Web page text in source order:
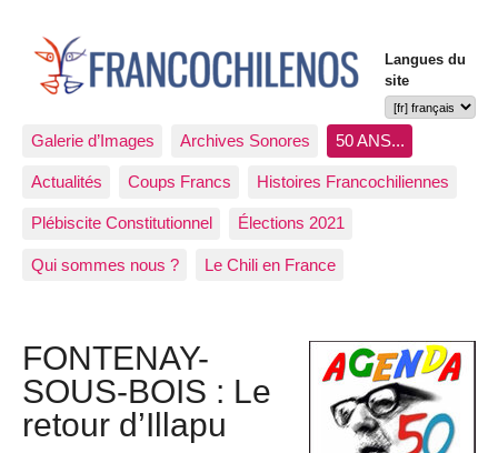
Langues du
site
Galerie d’Images Archives Sonores 50 ANS...
Actualités Coups Francs Histoires Francochiliennes
Plébiscite Constitutionnel Élections 2021
Qui sommes nous ? Le Chili en France
FONTENAY-
SOUS-BOIS : Le
retour d’Illapu